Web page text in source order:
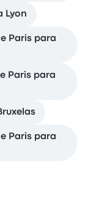
Lyon
Paris para
Paris para
Paris para